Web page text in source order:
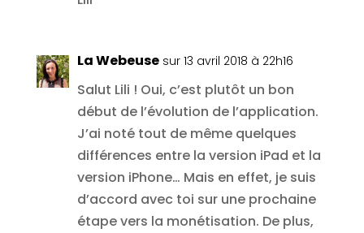
La Webeuse sur 13 avril 2018 à 22h16
Salut Lili ! Oui, c’est plutôt un bon
début de l’évolution de l’application.
J’ai noté tout de même quelques
différences entre la version iPad et la
version iPhone… Mais en effet, je suis
d’accord avec toi sur une prochaine
étape vers la monétisation. De plus,